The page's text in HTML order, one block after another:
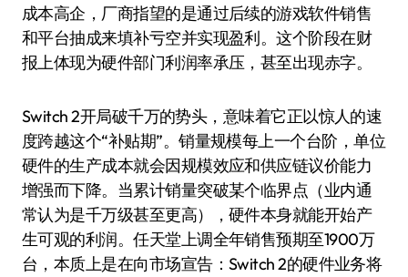
成本高企，厂商指望的是通过后续的游戏软件销售
和平台抽成来填补亏空并实现盈利。这个阶段在财
报上体现为硬件部门利润率承压，甚至出现赤字。
Switch 2开局破千万的势头，意味着它正以惊人的速
度跨越这个“补贴期”。销量规模每上一个台阶，单位
硬件的生产成本就会因规模效应和供应链议价能力
增强而下降。当累计销量突破某个临界点（业内通
常认为是千万级甚至更高），硬件本身就能开始产
生可观的利润。任天堂上调全年销售预期至1900万
台，本质上是在向市场宣告：Switch 2的硬件业务将